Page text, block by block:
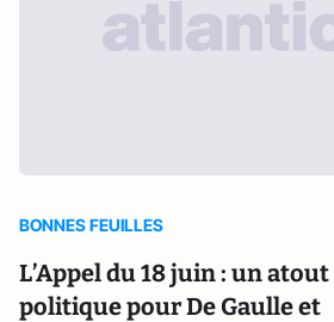
BONNES FEUILLES
L’Appel du 18 juin : un atout
politique pour De Gaulle et